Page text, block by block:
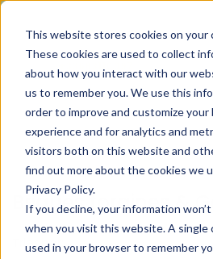
This website stores cookies on your
These cookies are used to collect
about how you interact with our
us to remember you. We use this
order to improve and customize your
experience and for analytics and
visitors both on this website and
find out more about the cookies we
Privacy Policy.
If you decline, your information
when you visit this website. A single
used in your browser to remember
patrimoine.
Accueil Briques foraines & Galets
Briques foraines &
Trier par: Ordre par défaut